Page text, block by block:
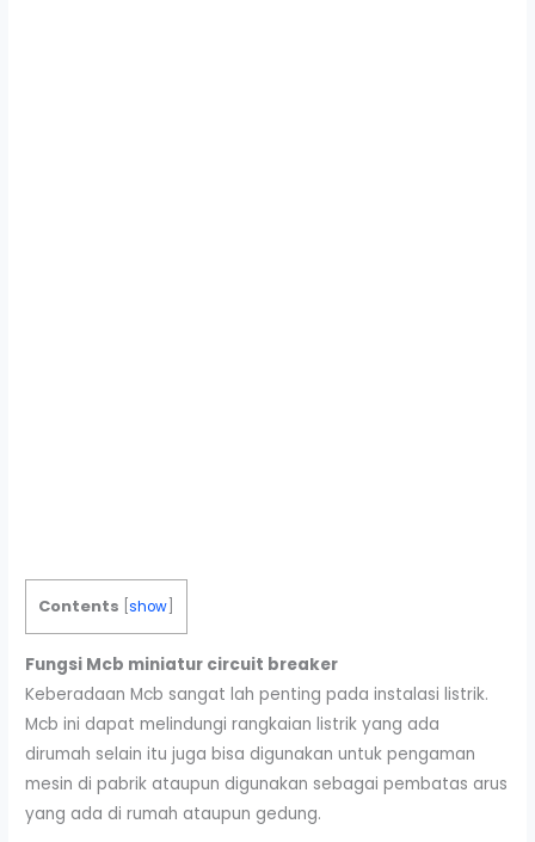
Contents [show
Fungsi Mcb miniatur circuit breaker
Keberadaan Mcb sangat lah penting pada instalasi listrik.
Mcb ini dapat melindungi rangkaian listrik yang ada
dirumah selain itu juga bisa digunakan untuk pengaman
mesin di pabrik ataupun digunakan sebagai pembatas arus
yang ada di rumah ataupun gedung.